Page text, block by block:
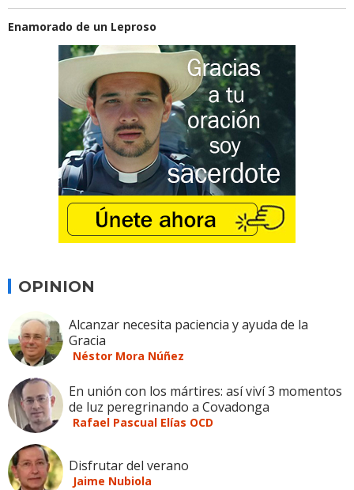
Enamorado de un Leproso
OPINION
Alcanzar necesita paciencia y ayuda de la
Gracia
Néstor Mora Núñez
En unión con los mártires: así viví 3 momentos
de luz peregrinando a Covadonga
Rafael Pascual Elías OCD
Disfrutar del verano
Jaime Nubiola